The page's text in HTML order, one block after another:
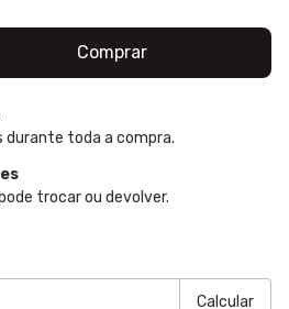
durante toda a compra.
trocar ou devolver.
Calcular